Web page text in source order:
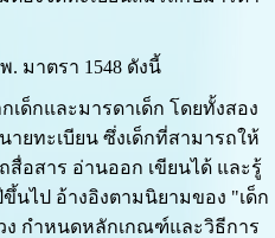
. มาตรา 1548 ดังนี้
เด็กและมารดาเด็ก โดยทั้งสอง
ยทะเบียน ซึ่งเด็กที่สามารถให้
อสาร อ่านออก เขียนได้ และรู้
นไป อ้างอิงตามนิยามของ "เด็ก
ง กำหนดหลักเกณฑ์และวิธีการ